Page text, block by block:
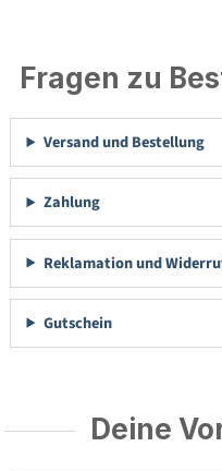
Fragen zu
Versand und Bestellung
Zahlung
Reklamation und
Gutschein
Deine